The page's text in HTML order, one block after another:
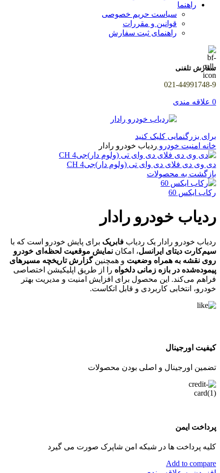
راهنما
سیاست حریم خصوصی
قوانین و مقررات
راهنمای ثبت سفارش
سفارش تلفنی
021-44991748-9
0 علاقه مندی
برای بزرگنمایی کلیک کنید
خانه امنیت خودرو ردیاب خودرو رادار
دی وی دی فلای دی وای تی (ولوم دار)جی4 CH
بازگشت به محصولات
رکاب ایکس 60
ردیاب خودرو رادار
ردیاب خودرو رادار یک ردیاب فابریک برای پایش خودرو است که با
سیم‌کارت دیتای ایرانسل، امکان نمایش موقعیت لحظه‌ای خودرو
روی نقشه به همراه وضعیت و همچنینگزارش تاریخچه مسیرهای
پیموده‌شده در بازه زمانی دلخواه را از طریق اپلیکیشن اختصاصی
فراهم می‌کند. این محصول برای افزایش امنیت و مدیریت بهتر
خودرو، انتخابی کاربردی و قابل اتکاست.
کیفیت اورجینال
تضمین اورجینال و اصلی بودن محصولات
پرداخت ایمن
کلیه پرداخت ها در شبکه امن شاپرک صورت می گیرد
Add to compare